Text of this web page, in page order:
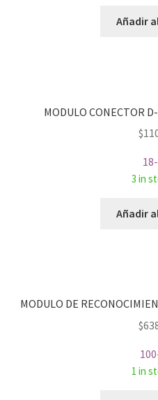
Añadir
MODULO CONECTOR
$
3 in
Añadir
MODULO DE
$
1 in